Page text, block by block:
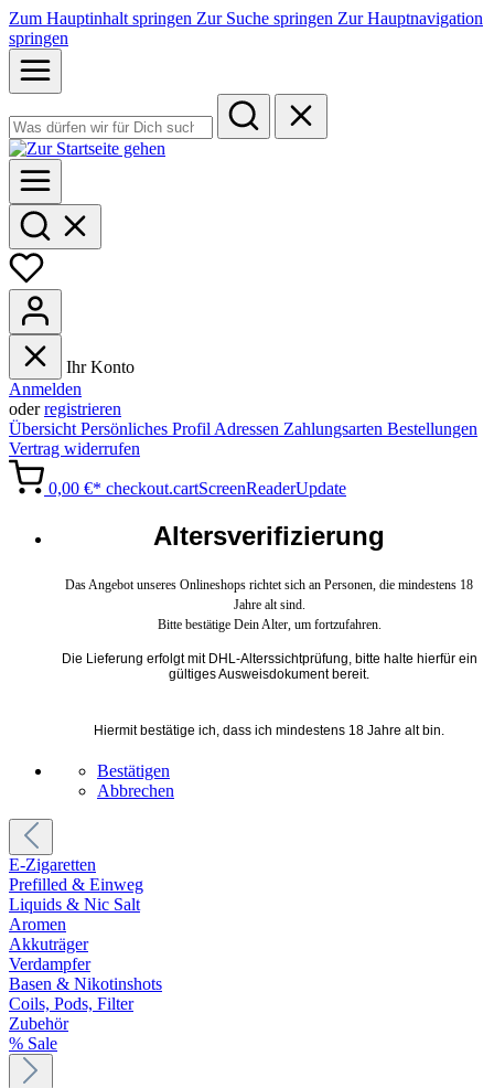
Zum Hauptinhalt springen Zur Suche springen Zur Hauptnavigation
springen
Ihr Konto
Anmelden
oderregistrieren
Übersicht Persönliches Profil Adressen Zahlungsarten Bestellungen
Vertrag widerrufen
0,00 €* checkout.cartScreenReaderUpdate
Altersverifizierung
Das Angebot unseres Onlineshops richtet sich an Personen, die mindestens 18
Jahre alt sind.
Bitte bestätige Dein Alter, um fortzufahren.
Die Lieferung erfolgt mit DHL-Alterssichtprüfung, bitte halte hierfür ein
gültiges Ausweisdokument bereit.
Hiermit bestätige ich, dass ich mindestens 18 Jahre alt bin.
Bestätigen
Abbrechen
E-Zigaretten
Prefilled & Einweg
Liquids & Nic Salt
Aromen
Akkuträger
Verdampfer
Basen & Nikotinshots
Coils, Pods, Filter
Zubehör
% Sale